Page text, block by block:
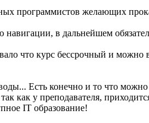
программистов желающих
в дальнейшем
что курс бессрочный и можно
Есть конечно и то что
как у преподавателя,
IT образование!